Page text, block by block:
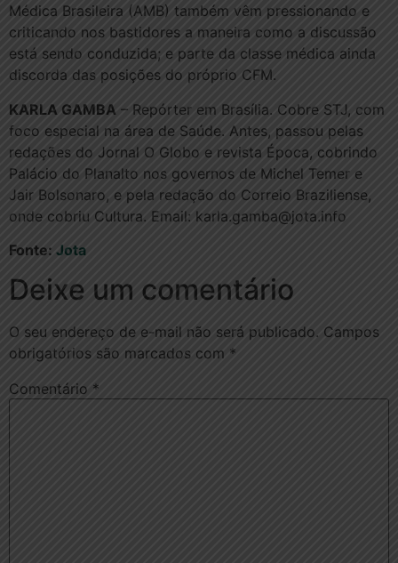
Médica Brasileira (AMB) também vêm pressionando e
criticando nos bastidores a maneira como a discussão
está sendo conduzida; e parte da classe médica ainda
discorda das posições do próprio CFM.
KARLA GAMBA – Repórter em Brasília. Cobre STJ, com
foco especial na área de Saúde. Antes, passou pelas
redações do Jornal O Globo e revista Época, cobrindo
Palácio do Planalto nos governos de Michel Temer e
Jair Bolsonaro, e pela redação do Correio Braziliense,
onde cobriu Cultura. Email: karla.gamba@jota.info
Fonte: Jota
Deixe um comentário
O seu endereço de e-mail não será publicado. Campos
obrigatórios são marcados com *
Comentário *